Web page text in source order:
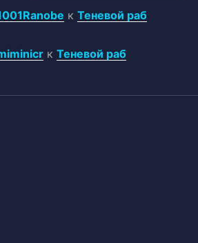
к Теневой раб
к Теневой раб